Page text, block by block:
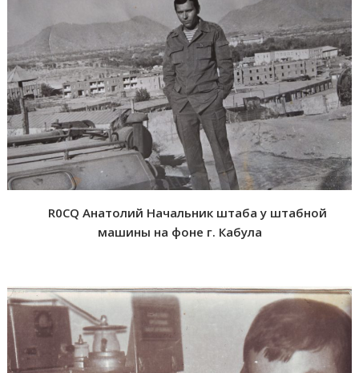
R0CQ Анатолий Начальник штаба у штабной
машины на фоне г. Кабула